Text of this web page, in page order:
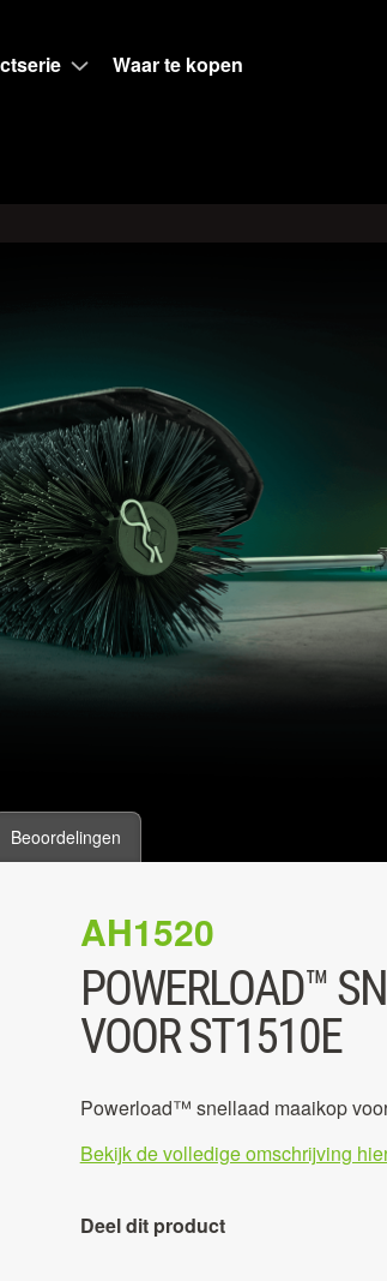
Waar te kopen
Beoordelingen
AH1520
POWERLOAD™
VOOR ST1510E
Powerload™ snellaad maaikop
Bekijk de volledige omschrijving
Deel dit product